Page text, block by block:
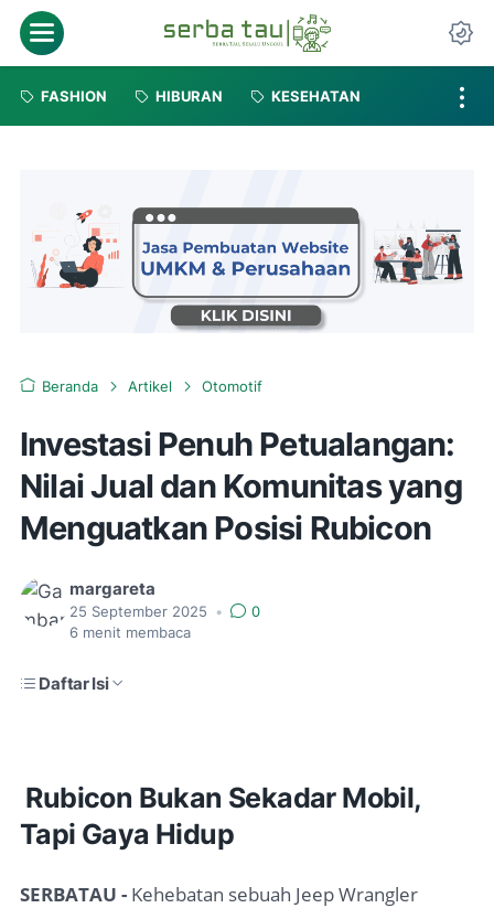
FASHION HIBURAN KESEHATAN
Beranda Artikel Otomotif
Investasi Penuh Petualangan:
Nilai Jual dan Komunitas yang
Menguatkan Posisi Rubicon
margareta
25 September 2025 •
0
6 menit membaca
Daftar Isi
Rubicon Bukan Sekadar Mobil,
Tapi Gaya Hidup
SERBATAU - Kehebatan sebuah Jeep Wrangler